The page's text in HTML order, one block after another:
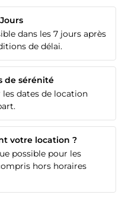
dans les 7 jours après
de délai.
de sérénité
dates de location
votre location ?
possible pour les
hors horaires
ajouter des produits